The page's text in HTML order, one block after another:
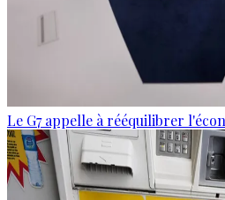
Le G7 appelle à rééquilibrer